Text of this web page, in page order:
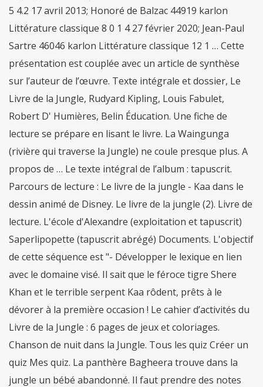
5 4.2 17 avril 2013; Honoré de Balzac 44919 karlon
Littérature classique 8 0 1 4 27 février 2020; Jean-Paul
Sartre 46046 karlon Littérature classique 12 1 … Cette
présentation est couplée avec un article de synthèse
sur l’auteur de l’œuvre. Texte intégrale et dossier, Le
Livre de la Jungle, Rudyard Kipling, Louis Fabulet,
Robert D' Humières, Belin Éducation. Une fiche de
lecture se prépare en lisant le livre. La Waingunga
(rivière qui traverse la Jungle) ne coule presque plus. A
propos de … Le texte intégral de l’album : tapuscrit.
Parcours de lecture : Le livre de la jungle - Kaa dans le
dessin animé de Disney. Le livre de la jungle (2). Livre de
lecture. L'école d'Alexandre (exploitation et tapuscrit)
Saperlipopette (tapuscrit abrégé) Documents. L'objectif
de cette séquence est "- Développer le lexique en lien
avec le domaine visé. Il sait que le féroce tigre Shere
Khan et le terrible serpent Kaa rôdent, prêts à le
dévorer à la première occasion ! Le cahier d’activités du
Livre de la Jungle : 6 pages de jeux et coloriages.
Chanson de nuit dans la Jungle. Tous les quiz Créer un
quiz Mes quiz. La panthère Bagheera trouve dans la
jungle un bébé abandonné. Il faut prendre des notes